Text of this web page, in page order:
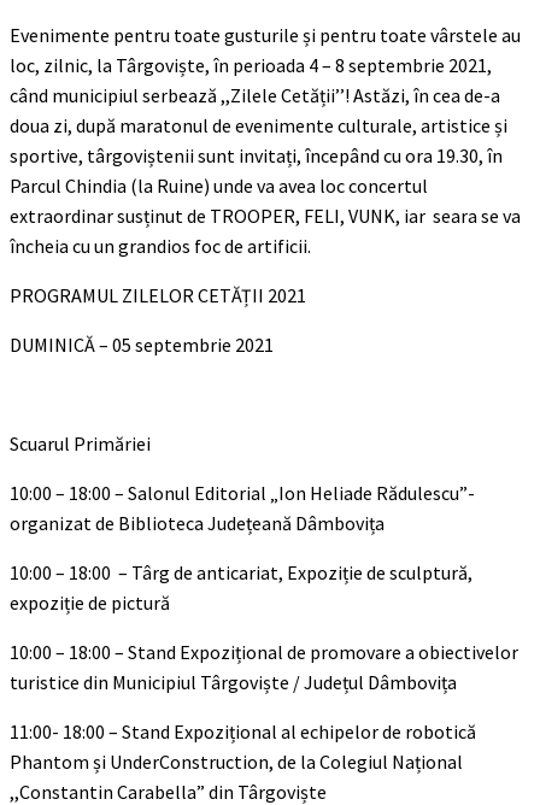
Evenimente pentru toate gusturile și pentru toate vârstele au
loc, zilnic, la Târgoviște, în perioada 4 – 8 septembrie 2021,
când municipiul serbează ,,Zilele Cetății’’! Astăzi, în cea de-a
doua zi, după maratonul de evenimente culturale, artistice și
sportive, târgoviștenii sunt invitați, începând cu ora 19.30, în
Parcul Chindia (la Ruine) unde va avea loc concertul
extraordinar susținut de TROOPER, FELI, VUNK, iar seara se va
încheia cu un grandios foc de artificii.
PROGRAMUL ZILELOR CETĂȚII 2021
DUMINICĂ – 05 septembrie 2021
Scuarul Primăriei
10:00 – 18:00 – Salonul Editorial „Ion Heliade Rădulescu”-
organizat de Biblioteca Județeană Dâmbovița
10:00 – 18:00 – Târg de anticariat, Expoziție de sculptură,
expoziție de pictură
10:00 – 18:00 – Stand Expozițional de promovare a obiectivelor
turistice din Municipiul Târgoviște / Județul Dâmbovița
11:00- 18:00 – Stand Expozițional al echipelor de robotică
Phantom și UnderConstruction, de la Colegiul Național
,,Constantin Carabella” din Târgoviște